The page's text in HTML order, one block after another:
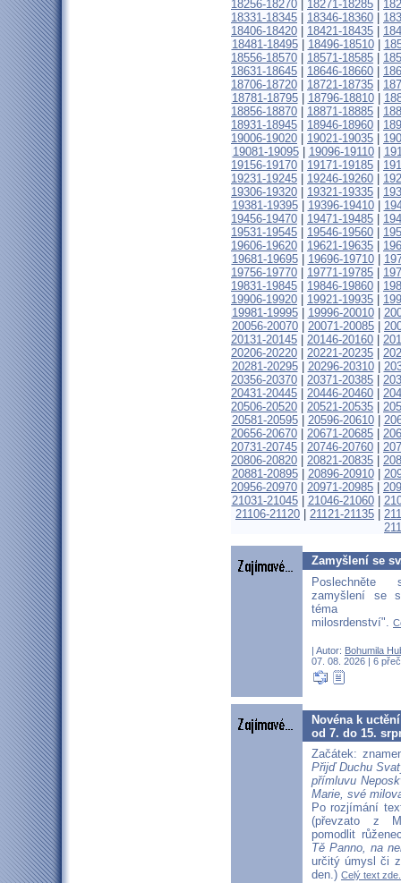
18256-18270 18271-18285
18331-18345
18346-18360
18406-18420
18421-18435
18481-18495| 18496-18510|
18556-18570
18571-18585
18631-18645
18646-18660
18706-18720
18721-18735
18781-18795| 18796-18810|
18856-18870
18871-18885
18931-18945
18946-18960
19006-19020
19021-19035
19081-19095| 19096-19110|
19156-19170
19171-19185
19231-19245
19246-19260
19306-19320
19321-19335
19381-19395| 19396-19410|
19456-19470
19471-19485
19531-19545
19546-19560
19606-19620
19621-19635
19681-19695| 19696-19710|
19756-19770
19771-19785
19831-19845
19846-19860
19906-19920
19921-19935
19981-19995| 19996-20010|
20056-20070
20071-20085
20131-20145
20146-20160
20206-20220
20221-20235
20281-20295| 20296-20310|
20356-20370
20371-20385
20431-20445
20446-20460
20506-20520
20521-20535
20581-20595| 20596-20610|
20656-20670
20671-20685
20731-20745
20746-20760
20806-20820
20821-20835
20881-20895| 20896-20910|
20956-20970
20971-20985
21031-21045| 21046-21060|
21106-21120
21121-21135
Zamyšlení se
zamyšlení se
téma
milosrdenství".
| Autor: Bohumila
07. 08. 2026 | 6
Novéna k
od 7. do 15.
Začátek:
Přijď Duchu
přímluvu
Marie, své
Po rozjímání
(převzato z
pomodlit
Tě Panno, na
určitý úmysl či
den.) Celý text